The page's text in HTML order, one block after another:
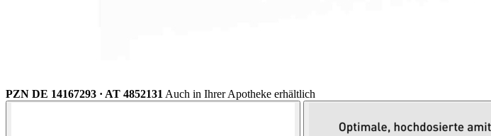
PZN DE 14167293 · AT 4852131Auch in Ihrer Apotheke erhältlich